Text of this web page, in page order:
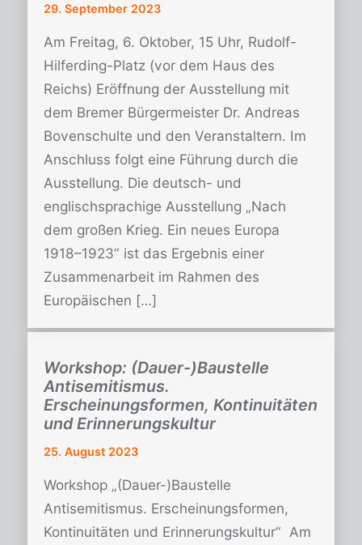
29. September 2023
Am Freitag, 6. Oktober, 15 Uhr, Rudolf-
Hilferding-Platz (vor dem Haus des
Reichs) Eröffnung der Ausstellung mit
dem Bremer Bürgermeister Dr. Andreas
Bovenschulte und den Veranstaltern. Im
Anschluss folgt eine Führung durch die
Ausstellung. Die deutsch- und
englischsprachige Ausstellung „Nach
dem großen Krieg. Ein neues Europa
1918–1923“ ist das Ergebnis einer
Zusammenarbeit im Rahmen des
Europäischen […]
Workshop: (Dauer-)Baustelle
Antisemitismus.
Erscheinungsformen, Kontinuitäten
und Erinnerungskultur
25. August 2023
Workshop „(Dauer-)Baustelle
Antisemitismus. Erscheinungsformen,
Kontinuitäten und Erinnerungskultur“ Am